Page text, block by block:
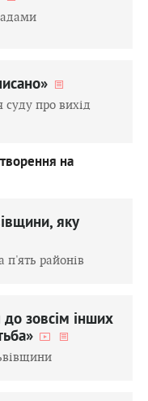
про вихід
на
яку
п'ять районів
зовсім інших